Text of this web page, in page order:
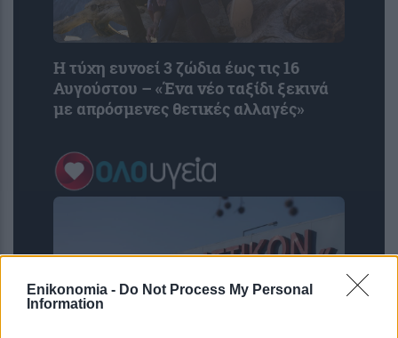
Enikonomia - Do Not Process My Personal
Information
Η τύχη ευνοεί 3 ζώδια έως τις 16
Αυγούστου – «Ένα νέο ταξίδι ξεκινά
με απρόσμενες θετικές αλλαγές»